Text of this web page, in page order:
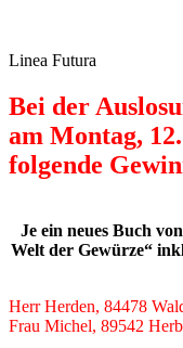
Linea Futura
Bei der
am Montag,
folgende
Je ein neues Buch
Welt der Gewürze“
Herr Herden, 84478
Frau Michel, 89542